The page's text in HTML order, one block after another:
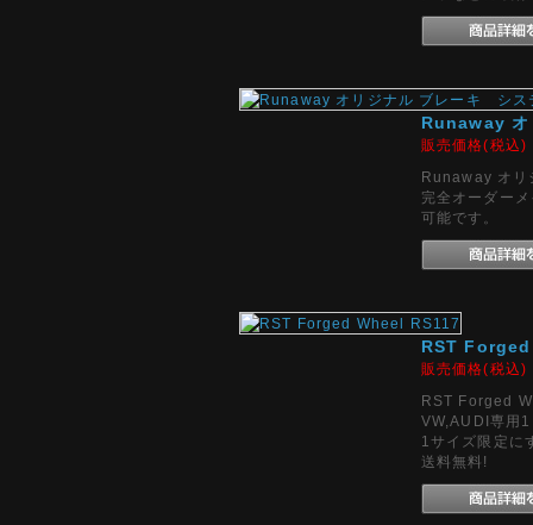
Runaway オ
販売価格(税込
Runaway オリ
完全オーダー
可能です。
RST
販売価格(税込
RST Forged
VW,AUDI専用
1サイズ限定に
送料無料!